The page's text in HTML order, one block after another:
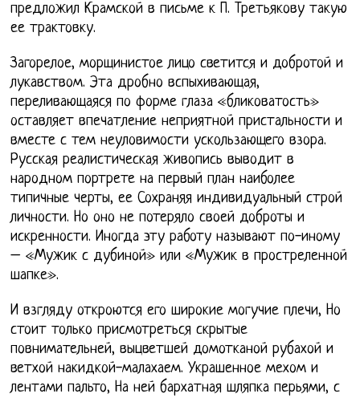
предложил Крамской в письме к П. Третьякову такую
ее трактовку.
Загорелое, морщинистое лицо светится и добротой и
лукавством. Эта дробно вспыхивающая,
переливающаяся по форме глаза «бликоватость»
оставляет впечатление неприятной пристальности и
вместе с тем неуловимости ускользающего взора.
Русская реалистическая живопись выводит в
народном портрете на первый план наиболее
типичные черты, ее Сохраняя индивидуальный строй
личности. Но оно не потеряло своей доброты и
искренности. Иногда эту работу называют по-иному
– «Мужик с дубиной» или «Мужик в простреленной
шапке».
И взгляду откроются его широкие могучие плечи, Но
стоит только присмотреться скрытые
повнимательней, выцветшей домотканой рубахой и
ветхой накидкой-малахаем. Украшенное мехом и
лентами пальто, На ней бархатная шляпка перьями, с